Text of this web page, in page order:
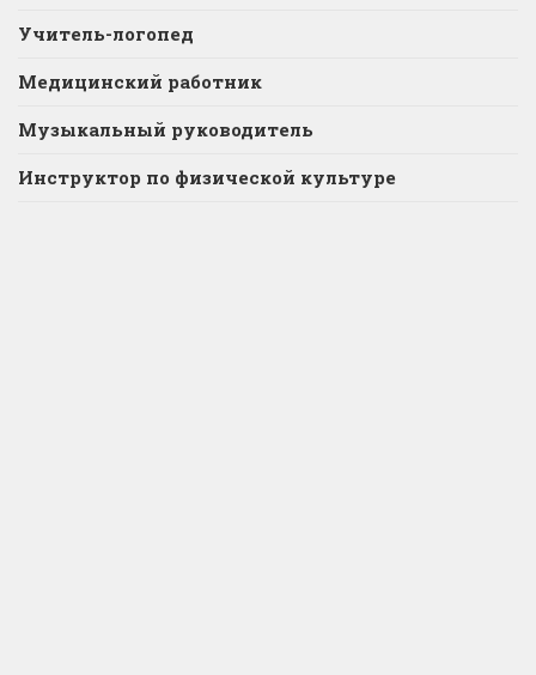
Учитель-логопед
Медицинский работник
Музыкальный руководитель
Инструктор по физической культуре